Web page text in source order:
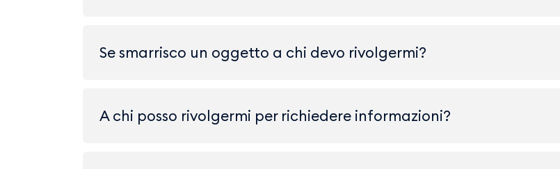
Se smarrisco un oggetto a chi devo rivolgermi?
A chi posso rivolgermi per richiedere informazioni?